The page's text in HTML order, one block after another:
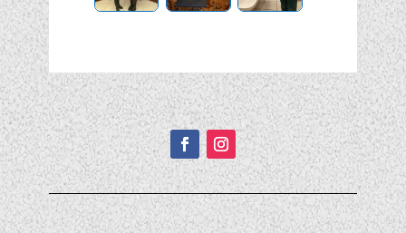
Подписывайтесь!